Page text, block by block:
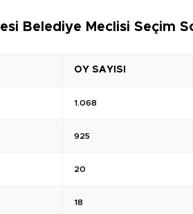
Belediye Meclisi Seçim
OY SAYISI
1.068
925
20
18